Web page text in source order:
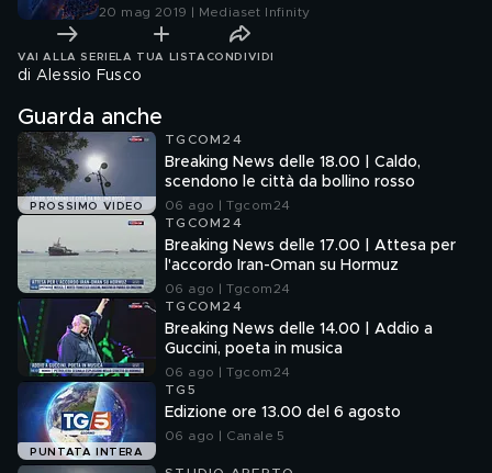
20 mag 2019 | Mediaset Infinity
VAI ALLA SERIE LA TUA LISTA CONDIVIDI
di Alessio Fusco
Guarda anche
PROSSIMO VIDEO
TGCOM24
Breaking News delle 18.00 | Caldo,
scendono le città da bollino rosso
06 ago | Tgcom24
TGCOM24
Breaking News delle 17.00 | Attesa per
l'accordo Iran-Oman su Hormuz
06 ago | Tgcom24
TGCOM24
Breaking News delle 14.00 | Addio a
Guccini, poeta in musica
06 ago | Tgcom24
PUNTATA INTERA
TG5
Edizione ore 13.00 del 6 agosto
06 ago | Canale 5